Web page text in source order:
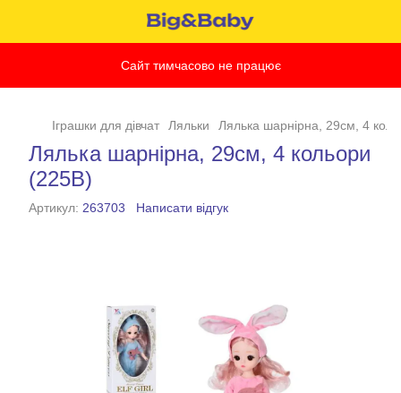
Сайт тимчасово не працює
Іграшки для дівчат Ляльки Лялька шарнірна, 29см, 4
Лялька шарнірна, 29см, 4 кольори
(225B)
Артикул: 263703 Написати відгук